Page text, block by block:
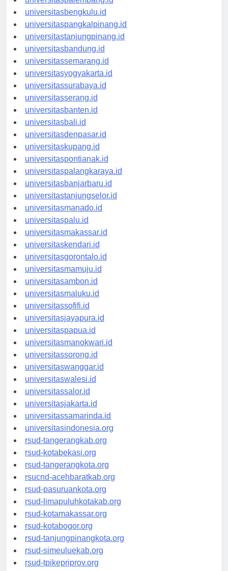
universitaspalembang.id
universitasbengkulu.id
universitaspangkalpinang.id
universitastanjungpinang.id
universitasbandung.id
universitassemarang.id
universitasyogyakarta.id
universitassurabaya.id
universitasserang.id
universitasbanten.id
universitasbali.id
universitasdenpasar.id
universitaskupang.id
universitaspontianak.id
universitaspalangkaraya.id
universitasbanjarbaru.id
universitastanjungselor.id
universitasmanado.id
universitaspalu.id
universitasmakassar.id
universitaskendari.id
universitasgorontalo.id
universitasmamuju.id
universitasambon.id
universitasmaluku.id
universitassofifi.id
universitasjayapura.id
universitaspapua.id
universitasmanokwari.id
universitassorong.id
universitaswanggar.id
universitaswalesi.id
universitassalor.id
universitasjakarta.id
universitassamarinda.id
universitasindonesia.org
rsud-tangerangkab.org
rsud-kotabekasi.org
rsud-tangerangkota.org
rsucnd-acehbaratkab.org
rsud-pasuruankota.org
rsud-limapuluhkotakab.org
rsud-kotamakassar.org
rsud-kotabogor.org
rsud-tanjungpinangkota.org
rsud-simeuluekab.org